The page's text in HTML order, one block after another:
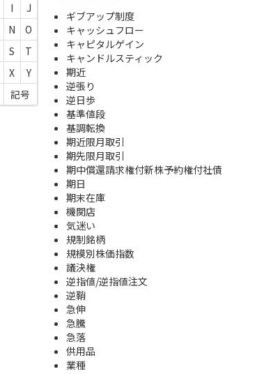
ギブアップ制度
キャッシュフロー
キャピタルゲイン
キャンドルスティック
期近
逆張り
逆日歩
基準値段
基調転換
期近限月取引
期先限月取引
期中償還請求権付新株予約権付社債
期日
期末在庫
機関店
気迷い
規制銘柄
規模別株価指数
議決権
逆指値/逆指値注文
逆鞘
急伸
急騰
急落
供用品
業種
I
J
N
O
S
T
X
Y
記号